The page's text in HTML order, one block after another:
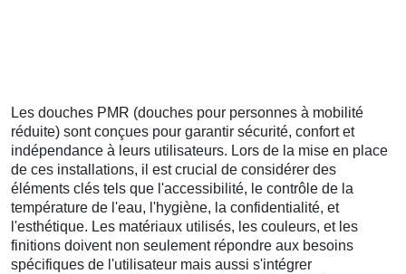
Les douches PMR (douches pour personnes à mobilité
réduite) sont conçues pour garantir sécurité, confort et
indépendance à leurs utilisateurs. Lors de la mise en place
de ces installations, il est crucial de considérer des
éléments clés tels que l'accessibilité, le contrôle de la
température de l'eau, l'hygiène, la confidentialité, et
l'esthétique. Les matériaux utilisés, les couleurs, et les
finitions doivent non seulement répondre aux besoins
spécifiques de l'utilisateur mais aussi s'intégrer